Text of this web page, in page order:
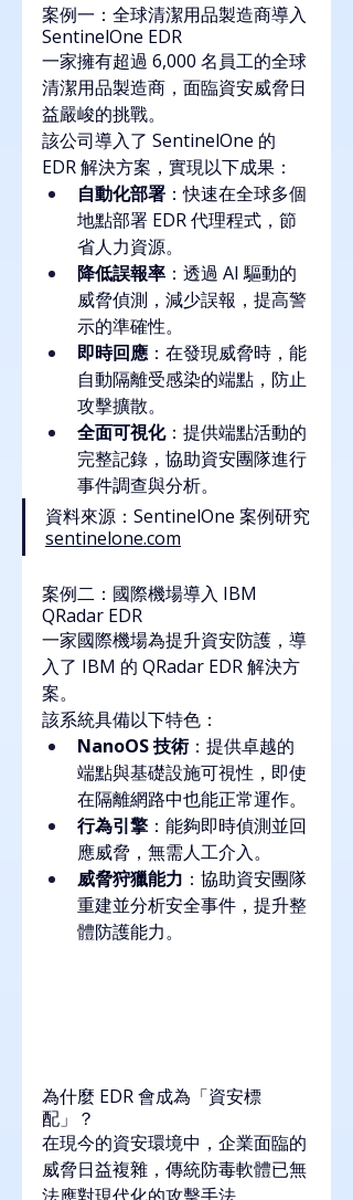
案例一：全球清潔用品製造商導入
SentinelOne EDR
一家擁有超過 6,000 名員工的全球
清潔用品製造商，面臨資安威脅日
益嚴峻的挑戰。
該公司導入了 SentinelOne 的
EDR 解決方案，實現以下成果：
自動化部署 ：快速在全球多個
地點部署 EDR 代理程式，節
省人力資源。
降低誤報率 ：透過 AI 驅動的
威脅偵測，減少誤報，提高警
示的準確性。
即時回應 ：在發現威脅時，能
自動隔離受感染的端點，防止
攻擊擴散。
全面可視化：提供端點活動的
完整記錄，協助資安團隊進行
事件調查與分析。
資料來源：SentinelOne 案例研究
sentinelone.com
案例二：國際機場導入 IBM
QRadar EDR
一家國際機場為提升資安防護，導
入了 IBM 的 QRadar EDR 解決方
案。
該系統具備以下特色：
NanoOS 技術：提供卓越的
端點與基礎設施可視性，即使
在隔離網路中也能正常運作。
行為引擎 ：能夠即時偵測並回
應威脅，無需人工介入。
威脅狩獵能力 ：協助資安團隊
重建並分析安全事件，提升整
體防護能力。
為什麼 EDR 會成為「資安標
配」？
在現今的資安環境中，企業面臨的
威脅日益複雜，傳統防毒軟體已無